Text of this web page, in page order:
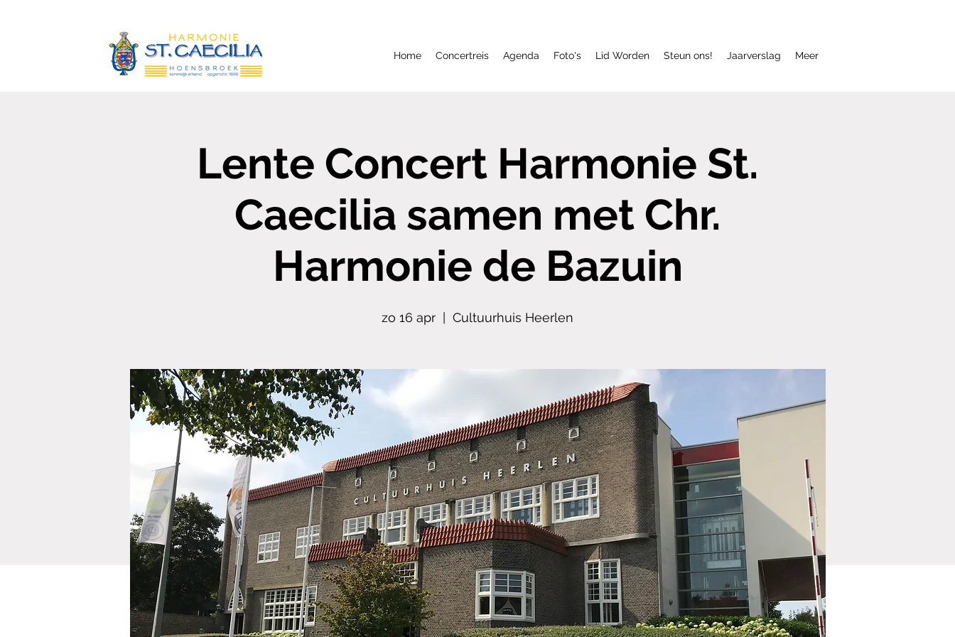
Home Concertreis Agenda Foto's Lid Worden Steun ons! Jaarverslag Meer
Lente Concert Harmonie St.
Caecilia samen met Chr.
Harmonie de Bazuin
zo 16 apr Cultuurhuis Heerlen